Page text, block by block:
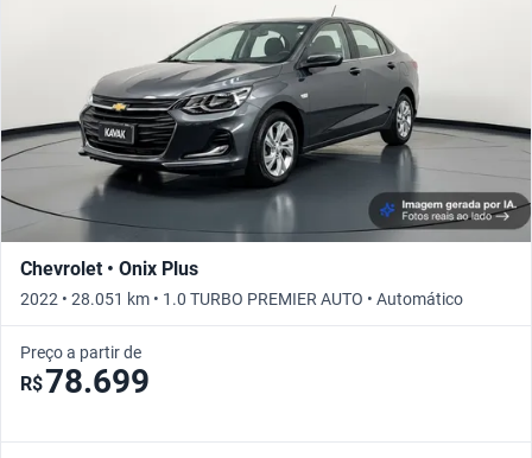
Chevrolet • Onix Plus
2022 • 28.051 km • 1.0 TURBO PREMIER AUTO • Automático
Preço a partir de
R$78.699